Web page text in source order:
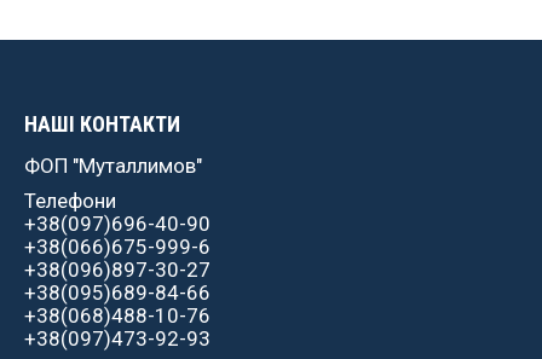
НАШІ КОНТАКТИ
ФОП "Муталлимов"
Телефони
+38(097)696-40-90
+38(066)675-999-6
+38(096)897-30-27
+38(095)689-84-66
+38(068)488-10-76
+38(097)473-92-93